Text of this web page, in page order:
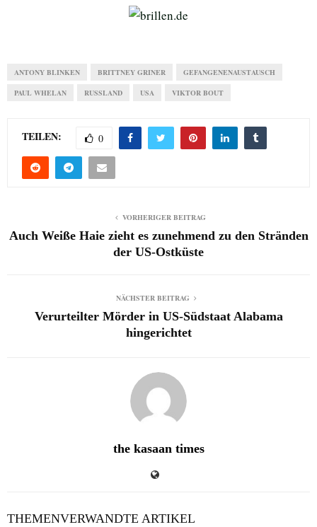
ANTONY BLINKEN BRITTNEY GRINER GEFANGENENAUSTAUSCH
PAUL WHELAN RUSSLAND USA VIKTOR BOUT
TEILEN: 0
VORHERIGER BEITRAG
Auch Weiße Haie zieht es zunehmend zu den Stränden
der US-Ostküste
NÄCHSTER BEITRAG
Verurteilter Mörder in US-Südstaat Alabama
hingerichtet
the kasaan times
THEMENVERWANDTE ARTIKEL